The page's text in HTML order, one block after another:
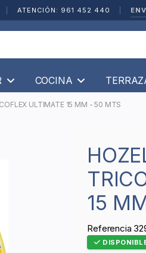
ATENCIÓN: 961 452 440
COCINA
ULTIMATE 15 MM - 50 MTS
HOZELOCK - MANGUERA
15
Referencia